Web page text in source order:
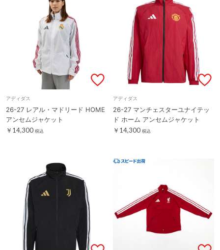
アディダス
26-27 レアル・マドリード HOME
アンセムジャケット
￥14,300 税込
アディダス
26-27 マンチェスターユナイテッ
ド ホーム アンセムジャケット
￥14,300 税込